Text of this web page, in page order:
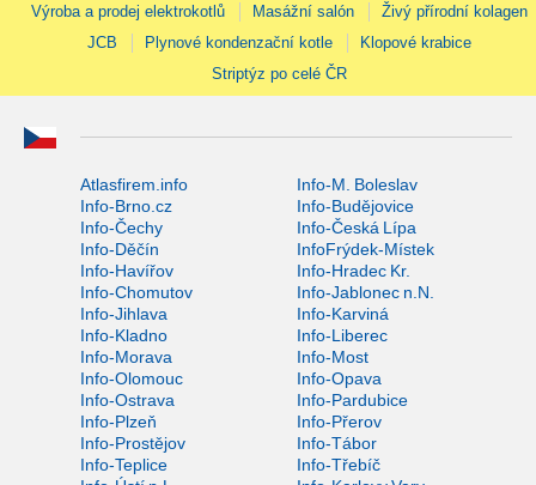
Výroba a prodej elektrokotlů
Masážní salón
Živý přírodní kolagen
JCB
Plynové kondenzační kotle
Klopové krabice
Striptýz po celé ČR
Atlasfirem.info
Info-M. Boleslav
Info-Brno.cz
Info-Budějovice
Info-Čechy
Info-Česká Lípa
Info-Děčín
InfoFrýdek-Místek
Info-Havířov
Info-Hradec Kr.
Info-Chomutov
Info-Jablonec n.N.
Info-Jihlava
Info-Karviná
Info-Kladno
Info-Liberec
Info-Morava
Info-Most
Info-Olomouc
Info-Opava
Info-Ostrava
Info-Pardubice
Info-Plzeň
Info-Přerov
Info-Prostějov
Info-Tábor
Info-Teplice
Info-Třebíč